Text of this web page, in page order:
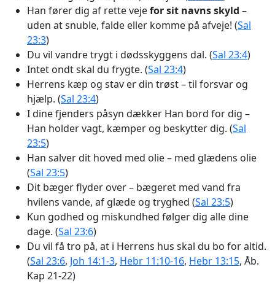
Han fører dig af rette vejefor sit navns skyld –
uden at snuble, falde eller komme på afveje! (Sal
23:3)
Du vil vandre trygt i dødsskyggens dal. (Sal 23:4)
Intet ondt skal du frygte. (Sal 23:4)
Herrens kæp og stav er din trøst – til forsvar og
hjælp. (Sal 23:4)
I dine fjenders påsyn dækker Han bord for dig –
Han holder vagt, kæmper og beskytter dig. (Sal
23:5)
Han salver dit hoved med olie – med glædens olie
(Sal 23:5)
Dit bæger flyder over – bægeret med vand fra
hvilens vande, af glæde og tryghed (Sal 23:5)
Kun godhed og miskundhed følger dig alle dine
dage. (Sal 23:6)
Du vil få tro på, at i Herrens hus skal du bo for altid.
(Sal 23:6, Joh 14:1-3, Hebr 11:10-16, Hebr 13:15, Åb.
Kap 21-22)